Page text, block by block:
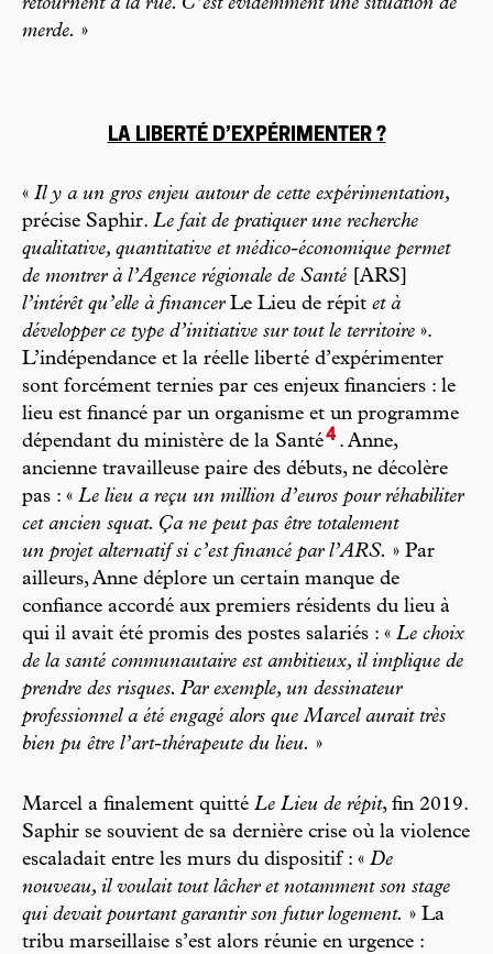
retournent à la rue. C’est évidemment une situation de
merde. »
LA LIBERTÉ D’EXPÉRIMENTER ?
« Il y a un gros enjeu autour de cette expérimentation,
précise Saphir. Le fait de pratiquer une recherche
qualitative, quantitative et médico-économique permet
de montrer à l’Agence régionale de Santé
[ARS]
l’intérêt qu’elle à financer Le Lieu de répit et à
développer ce type d’initiative sur tout le territoire ».
L’indépendance et la réelle liberté d’expérimenter
sont forcément ternies par ces enjeux financiers : le
lieu est financé par un organisme et un programme
dépendant du ministère de la Santé4. Anne,
ancienne travailleuse paire des débuts, ne décolère
pas : « Le lieu a reçu un million d’euros pour réhabiliter
cet ancien squat. Ça ne peut pas être totalement
un projet alternatif si c’est financé par l’ARS. » Par
ailleurs, Anne déplore un certain manque de
confiance accordé aux premiers résidents du lieu à
qui il avait été promis des postes salariés : « Le choix
de la santé communautaire est ambitieux, il implique de
prendre des risques. Par exemple, un dessinateur
professionnel a été engagé alors que Marcel aurait très
bien pu être l’art-thérapeute du lieu. »
Marcel a finalement quitté Le Lieu de répit, fin 2019.
Saphir se souvient de sa dernière crise où la violence
escaladait entre les murs du dispositif : « De
nouveau, il voulait tout lâcher et notamment son stage
qui devait pourtant garantir son futur logement. » La
tribu marseillaise s’est alors réunie en urgence :